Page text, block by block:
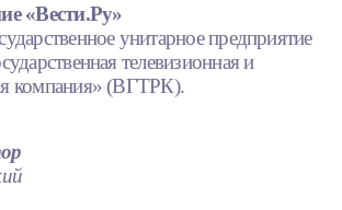
«Вести.Ру»
унитарное предприятие
телевизионная и
компания» (ВГТРК).